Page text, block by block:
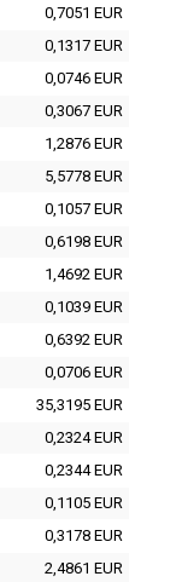
0,7051 EUR
0,1317 EUR
0,0746 EUR
0,3067 EUR
1,2876 EUR
5,5778 EUR
0,1057 EUR
0,6198 EUR
1,4692 EUR
0,1039 EUR
0,6392 EUR
0,0706 EUR
35,3195 EUR
0,2324 EUR
0,2344 EUR
0,1105 EUR
0,3178 EUR
2,4861 EUR